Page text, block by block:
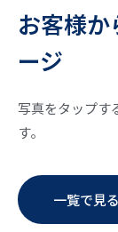
お客様
ージ
写真をタップす
す。
一覧で見る